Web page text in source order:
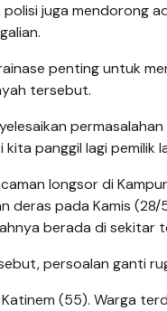
polisi juga mendorong
penting untuk
tersebut.
panggil lagi pemilik
longsor di
deras pada Kamis
berada di sekitar
persoalan ganti
(55). Warga